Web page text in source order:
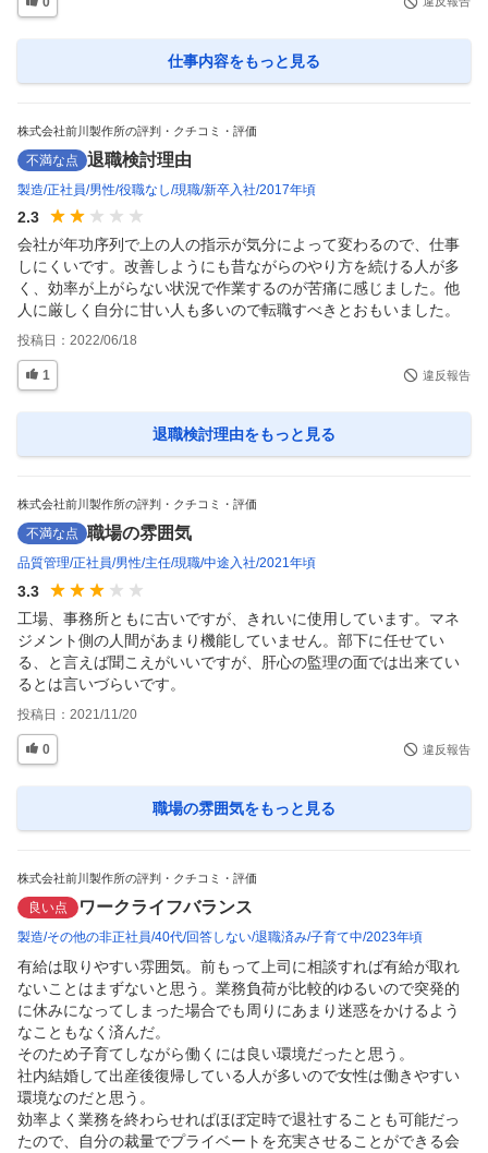
仕事内容をもっと見る
株式会社前川製作所の評判・クチコミ・評価
不満な点 退職検討理由
製造 正社員 男性 役職なし 現職 新卒入社 2017年頃
2.3
会社が年功序列で上の人の指示が気分によって変わるので、仕事
しにくいです。改善しようにも昔ながらのやり方を続ける人が多
く、効率が上がらない状況で作業するのが苦痛に感じました。他
人に厳しく自分に甘い人も多いので転職すべきとおもいました。
投稿日： 2022/06/18
1 違反報告
退職検討理由をもっと見る
株式会社前川製作所の評判・クチコミ・評価
不満な点 職場の雰囲気
品質管理 正社員 男性 主任 現職 中途入社 2021年頃
3.3
工場、事務所ともに古いですが、きれいに使用しています。マネ
ジメント側の人間があまり機能していません。部下に任せてい
る、と言えば聞こえがいいですが、肝心の監理の面では出来てい
るとは言いづらいです。
投稿日： 2021/11/20
0 違反報告
職場の雰囲気をもっと見る
株式会社前川製作所の評判・クチコミ・評価
良い点 ワークライフバランス
製造 その他の非正社員 40代 回答しない 退職済み 子育て中 2023年頃
有給は取りやすい雰囲気。前もって上司に相談すれば有給が取れ
ないことはまずないと思う。業務負荷が比較的ゆるいので突発的
に休みになってしまった場合でも周りにあまり迷惑をかけるよう
なこともなく済んだ。
そのため子育てしながら働くには良い環境だったと思う。
社内結婚して出産後復帰している人が多いので女性は働きやすい
環境なのだと思う。
効率よく業務を終わらせればほぼ定時で退社することも可能だっ
たので、自分の裁量でプライベートを充実させることができる会